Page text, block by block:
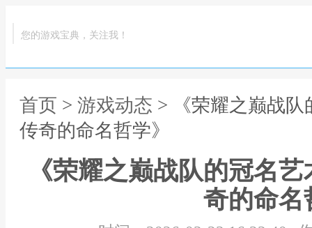
您的游戏宝典，关注我！
首页 > 游戏动态 > 《荣耀之巅战
传奇的命名哲学》
《荣耀之巅战队的冠名
奇的命名